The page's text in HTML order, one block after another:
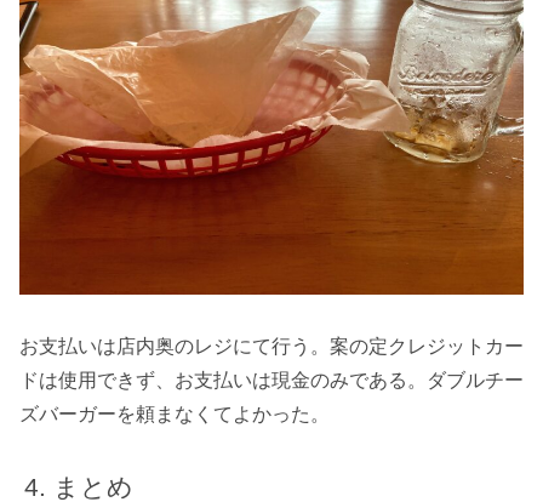
お支払いは店内奥のレジにて行う。案の定クレジットカー
ドは使用できず、お支払いは現金のみである。ダブルチー
ズバーガーを頼まなくてよかった。
まとめ